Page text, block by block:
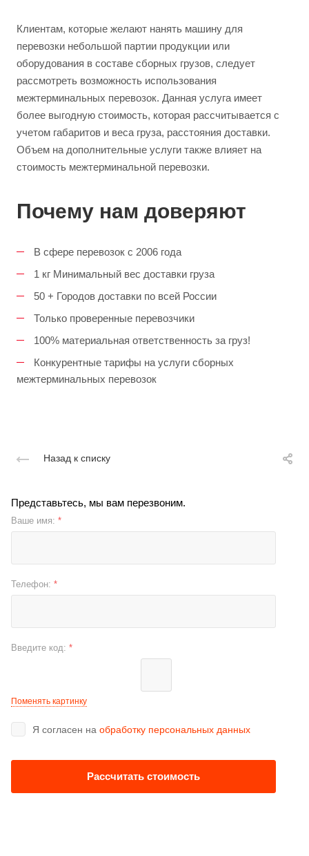
Клиентам, которые желают нанять машину для
перевозки небольшой партии продукции или
оборудования в составе сборных грузов, следует
рассмотреть возможность использования
межтерминальных перевозок. Данная услуга имеет
более выгодную стоимость, которая рассчитывается с
учетом габаритов и веса груза, расстояния доставки.
Объем на дополнительные услуги также влияет на
стоимость межтерминальной перевозки.
Почему нам доверяют
В сфере перевозок с 2006 года
1 кг Минимальный вес доставки груза
50 + Городов доставки по всей России
Только проверенные перевозчики
100% материальная ответственность за груз!
Конкурентные тарифы на услуги сборных
межтерминальных перевозок
Назад к списку
Представьтесь, мы вам перезвоним.
Ваше имя: *
Телефон: *
Введите код: *
Поменять картинку
Я согласен на обработку персональных данных
Рассчитать стоимость